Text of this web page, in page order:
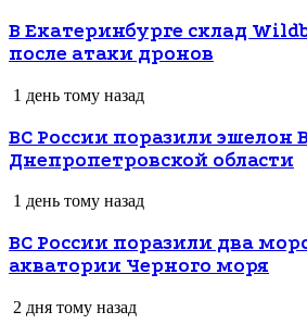
В Екатеринбурге склад
после атаки дронов
1 день тому назад
ВС России поразили эшелон
Днепропетровской области
1 день тому назад
ВС России поразили два
акватории Черного моря
2 дня тому назад